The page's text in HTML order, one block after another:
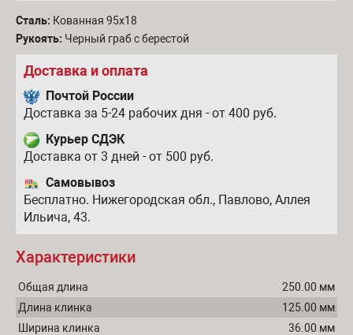
Сталь: Кованная 95х18
Рукоять: Черный граб с берестой
Доставка и оплата
Почтой России
Доставка за 5-24 рабочих дня - от 400 руб.
Курьер СДЭК
Доставка от 3 дней - от 500 руб.
Самовывоз
Бесплатно. Нижегородская обл., Павлово, Аллея
Ильича, 43.
Характеристики
Общая длина
250.00 мм
Длина клинка
125.00 мм
Ширина клинка
36.00 мм